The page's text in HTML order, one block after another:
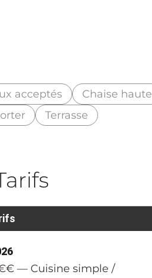
acceptés
Chaise haute
Terrasse
— Cuisine simple /